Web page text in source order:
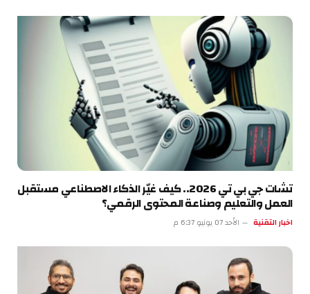
تشات جي بي تي 2026.. كيف غيّر الذكاء الاصطناعي مستقبل
العمل والتعليم وصناعة المحتوى الرقمي؟
اخبار التقنية الأحد 07 يونيو 6:37 م